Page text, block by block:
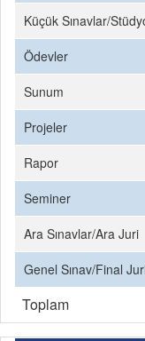
Küçük Sınavlar/
Ödevler
Sunum
Projeler
Rapor
Seminer
Ara Sınavlar/Ara Juri
Genel Sınav/Final
Toplam